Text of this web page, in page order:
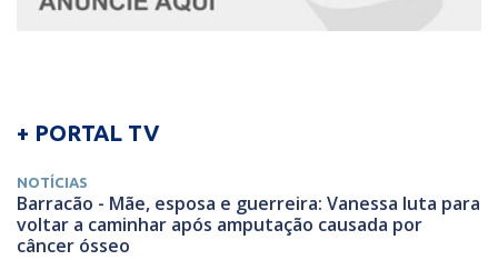
+ PORTAL TV
NOTÍCIAS
Barracão - Mãe, esposa e guerreira: Vanessa luta para
voltar a caminhar após amputação causada por
câncer ósseo